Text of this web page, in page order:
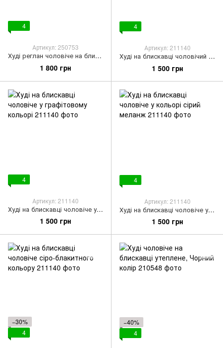
4
Артикул: 250753
Худі реглан чоловіче на блискавці чорного кольору
1 800 грн
4
Артикул: 211140
Худі на блискавці чоловічий чорний
1 500 грн
4
Артикул: 211140
Худі на блискавці чоловіче у графітовому кольорі
1 500 грн
4
Артикул: 211140
Худі на блискавці чоловіче у кольорі сірий меланж
1 500 грн
−30%
4
−40%
4